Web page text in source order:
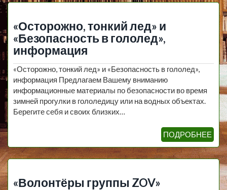
«Осторожно, тонкий лед» и
«Безопасность в гололед»,
информация
«Осторожно, тонкий лед» и «Безопасность в гололед»,
информация Предлагаем Вашему вниманию
информационные материалы по безопасности во время
зимней прогулки в гололедицу или на водных объектах.
Берегите себя и своих близких…
ПОДРОБНЕЕ
«Волонтёры группы ZOV»